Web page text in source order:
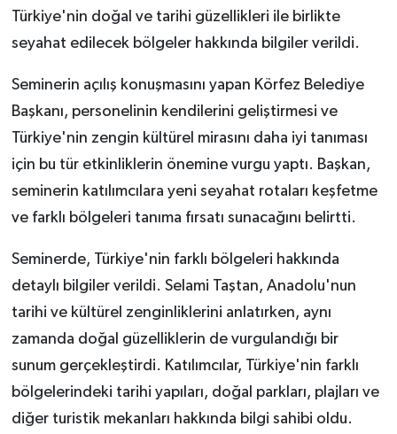
Türkiye'nin doğal ve tarihi güzellikleri ile birlikte
seyahat edilecek bölgeler hakkında bilgiler verildi.
Seminerin açılış konuşmasını yapan Körfez Belediye
Başkanı, personelinin kendilerini geliştirmesi ve
Türkiye'nin zengin kültürel mirasını daha iyi tanıması
için bu tür etkinliklerin önemine vurgu yaptı. Başkan,
seminerin katılımcılara yeni seyahat rotaları keşfetme
ve farklı bölgeleri tanıma fırsatı sunacağını belirtti.
Seminerde, Türkiye'nin farklı bölgeleri hakkında
detaylı bilgiler verildi. Selami Taştan, Anadolu'nun
tarihi ve kültürel zenginliklerini anlatırken, aynı
zamanda doğal güzelliklerin de vurgulandığı bir
sunum gerçekleştirdi. Katılımcılar, Türkiye'nin farklı
bölgelerindeki tarihi yapıları, doğal parkları, plajları ve
diğer turistik mekanları hakkında bilgi sahibi oldu.